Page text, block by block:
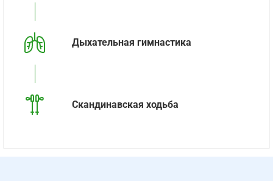
Дыхательная гимнастика
Скандинавская ходьба